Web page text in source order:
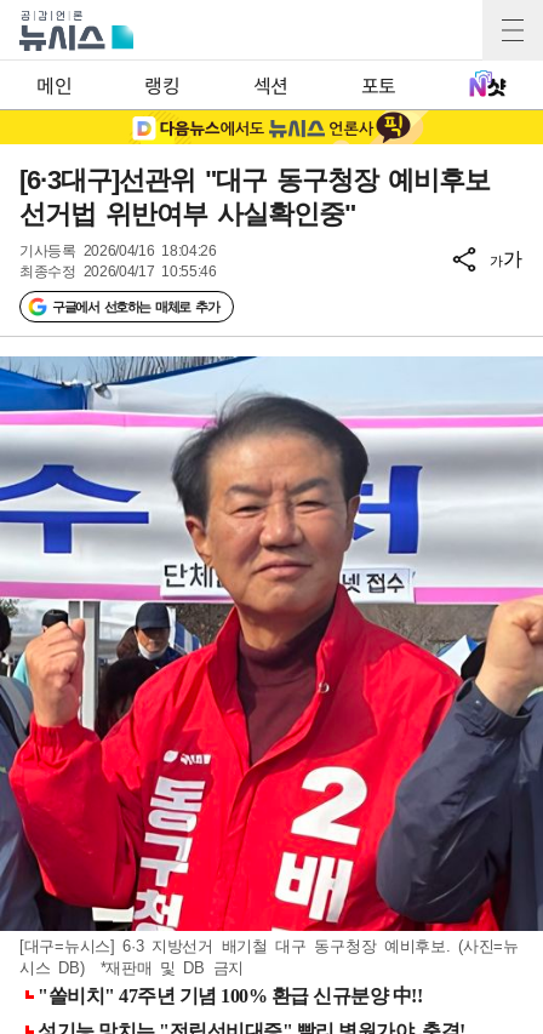
메인 랭킹 섹션 포토
[6·3대구]선관위 "대구 동구청장 예비후보
선거법 위반여부 사실확인중"
기사등록 2026/04/16 18:04:26
최종수정 2026/04/17 10:55:46
구글에서 선호하는 매체로 추가
가가
[대구=뉴시스] 6·3 지방선거 배기철 대구 동구청장 예비후보. (사진=뉴
시스 DB) *재판매 및 DB 금지